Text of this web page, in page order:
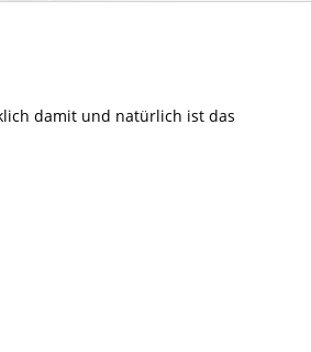
damit und natürlich ist das